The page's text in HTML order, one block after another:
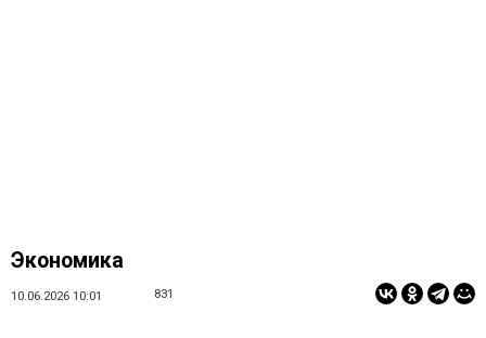
Экономика
10.06.2026 10:01 831